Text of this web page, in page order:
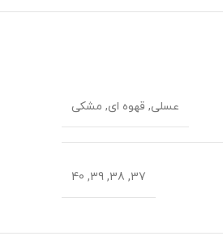
عسلی, قهوه ای, مشکی
37, 38, 39, 40